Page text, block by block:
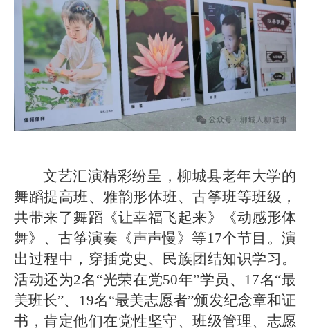
文艺汇演精彩纷呈，柳城县老年大学的
舞蹈提高班、雅韵形体班、古筝班等班级，
共带来了舞蹈《让幸福飞起来》《动感形体
舞》、古筝演奏《声声慢》等17个节目。演
出过程中，穿插党史、民族团结知识学习。
活动还为2名“光荣在党50年”学员、17名“最
美班长”、19名“最美志愿者”颁发纪念章和证
书，肯定他们在党性坚守、班级管理、志愿